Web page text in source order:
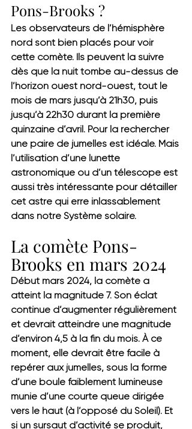
Pons-Brooks ?
Les observateurs de l’hémisphère
nord sont bien placés pour voir
cette comète. Ils peuvent la suivre
dès que la nuit tombe au-dessus de
l’horizon ouest nord-ouest, tout le
mois de mars jusqu’à 21h30, puis
jusqu’à 22h30 durant la première
quinzaine d’avril. Pour la rechercher
une paire de jumelles est idéale. Mais
l’utilisation d’une lunette
astronomique ou d’un télescope est
aussi très intéressante pour détailler
cet astre qui erre inlassablement
dans notre Système solaire.
La comète Pons-
Brooks en mars 2024
Début mars 2024, la comète a
atteint la magnitude 7. Son éclat
continue d’augmenter régulièrement
et devrait atteindre une magnitude
d’environ 4,5 à la fin du mois. À ce
moment, elle devrait être facile à
repérer aux jumelles, sous la forme
d’une boule faiblement lumineuse
munie d’une courte queue dirigée
vers le haut (à l’opposé du Soleil). Et
si un sursaut d’activité se produit,